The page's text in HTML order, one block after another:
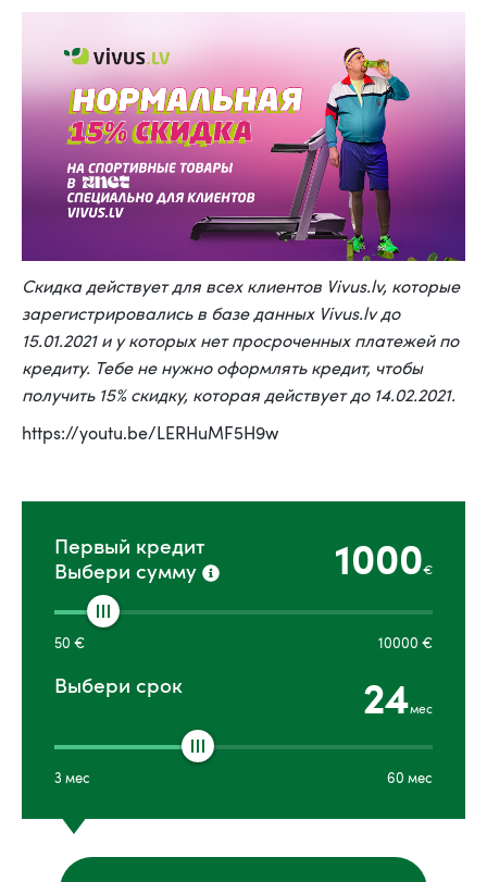
Скидка действует для всех клиентов Vivus.lv, которые
зарегистрировались в базе данных Vivus.lv до
15.01.2021 и у которых нет просроченных платежей по
кредиту. Тебе не нужно оформлять кредит, чтобы
получить 15% скидку, которая действует до 14.02.2021.
https://youtu.be/LERHuMF5H9w
Первый кредит
Выбери сумму
1000€
50 € 10000 €
Выбери срок 24мес
3 мес 60 мес